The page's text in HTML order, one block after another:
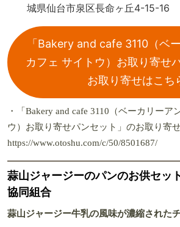
城県仙台市泉区長命ヶ丘4-15-16
「Bakery and cafe 3110（ベ
カフェ サイトウ）お取り寄せ
お取り寄せはこち
・「Bakery and cafe 3110（ベーカリーア
ウ）お取り寄せパンセット」のお取り寄
https://www.otoshu.com/c/50/8501687/
蒜山ジャージーのパンのお供セッ
協同組合
蒜山ジャージー牛乳の風味が濃縮された